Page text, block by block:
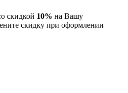
скидкой 10% на Вашу
скидку при оформлении